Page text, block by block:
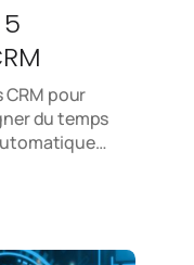
pour
du temps